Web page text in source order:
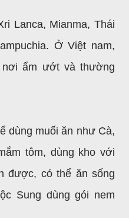
Lanca, Mianma, Thái
Ở Việt nam,
ẩm ướt và thường
dùng muối ăn như Cà,
tôm, dùng kho với
được, có thể ăn sống
Sung dùng gói nem